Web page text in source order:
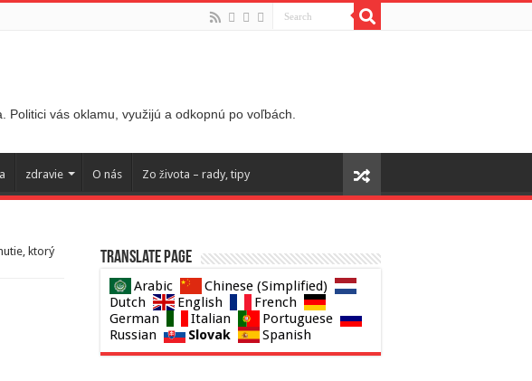
vás oklamu, využijú a odkopnú po voľbách.
zdravie O nás Zo života – rady, tipy
ktorý
Translate page
Arabic
Chinese (Simplified)
Dutch
English
French
German
Italian
Portuguese
Russian
Slovak Spanish